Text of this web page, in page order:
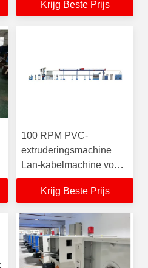
Krijg Beste Prijs
100 RPM PVC-
extruderingsmachine
Lan-kabelmachine voor
Cat-5 Cat-6 netdraad
Krijg Beste Prijs